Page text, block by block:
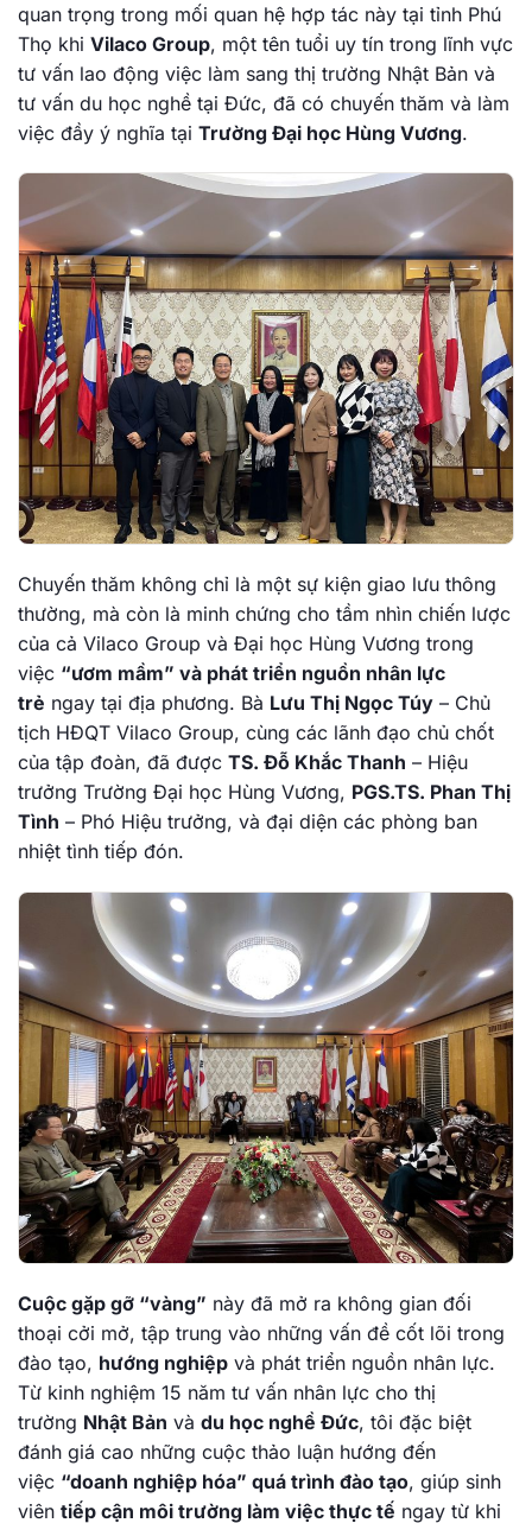
quan trọng trong mối quan hệ hợp tác này tại tỉnh Phú
Thọ khi Vilaco Group, một tên tuổi uy tín trong lĩnh vực
tư vấn lao động việc làm sang thị trường Nhật Bản và
tư vấn du học nghề tại Đức, đã có chuyến thăm và làm
việc đầy ý nghĩa tại Trường Đại học Hùng Vương.
Chuyến thăm không chỉ là một sự kiện giao lưu thông
thường, mà còn là minh chứng cho tầm nhìn chiến lược
của cả Vilaco Group và Đại học Hùng Vương trong
việc “ươm mầm” và phát triển nguồn nhân lực
trẻ ngay tại địa phương. Bà Lưu Thị Ngọc Túy – Chủ
tịch HĐQT Vilaco Group, cùng các lãnh đạo chủ chốt
của tập đoàn, đã được TS. Đỗ Khắc Thanh – Hiệu
trưởng Trường Đại học Hùng Vương, PGS.TS. Phan Thị
Tình – Phó Hiệu trưởng, và đại diện các phòng ban
nhiệt tình tiếp đón.
Cuộc gặp gỡ “vàng” này đã mở ra không gian đối
thoại cởi mở, tập trung vào những vấn đề cốt lõi trong
đào tạo, hướng nghiệp và phát triển nguồn nhân lực.
Từ kinh nghiệm 15 năm tư vấn nhân lực cho thị
trường Nhật Bản và du học nghề Đức, tôi đặc biệt
đánh giá cao những cuộc thảo luận hướng đến
việc “doanh nghiệp hóa” quá trình đào tạo, giúp sinh
viên tiếp cận môi trường làm việc thực tế ngay từ khi